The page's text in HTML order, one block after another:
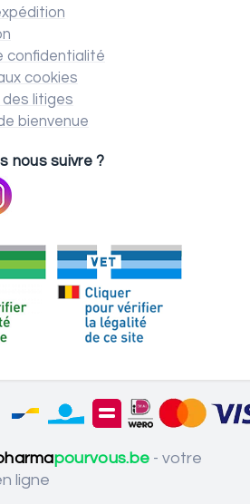
confidentialité
cookies
litiges
bienvenue
nous suivre ?
pourvous.be - votre
ligne